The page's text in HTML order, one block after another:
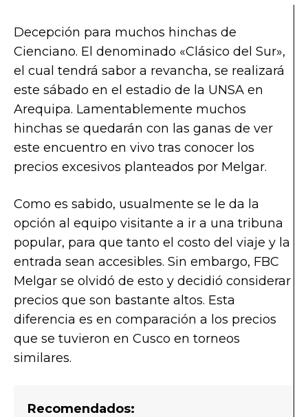
Decepción para muchos hinchas de
Cienciano. El denominado «Clásico del Sur»,
el cual tendrá sabor a revancha, se realizará
este sábado en el estadio de la UNSA en
Arequipa. Lamentablemente muchos
hinchas se quedarán con las ganas de ver
este encuentro en vivo tras conocer los
precios excesivos planteados por Melgar.
Como es sabido, usualmente se le da la
opción al equipo visitante a ir a una tribuna
popular, para que tanto el costo del viaje y la
entrada sean accesibles. Sin embargo, FBC
Melgar se olvidó de esto y decidió considerar
precios que son bastante altos. Esta
diferencia es en comparación a los precios
que se tuvieron en Cusco en torneos
similares.
Recomendados: